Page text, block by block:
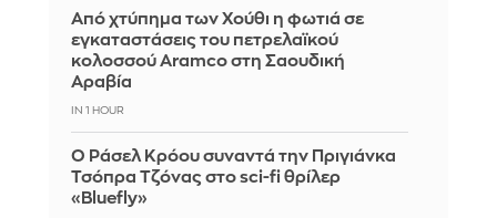
Από χτύπημα των Χούθι η φωτιά σε
εγκαταστάσεις του πετρελαϊκού
κολοσσού Aramco στη Σαουδική
Αραβία
IN 1 HOUR
Ο Ράσελ Κρόου συναντά την Πριγιάνκα
Τσόπρα Τζόνας στο sci-fi θρίλερ
«Bluefly»